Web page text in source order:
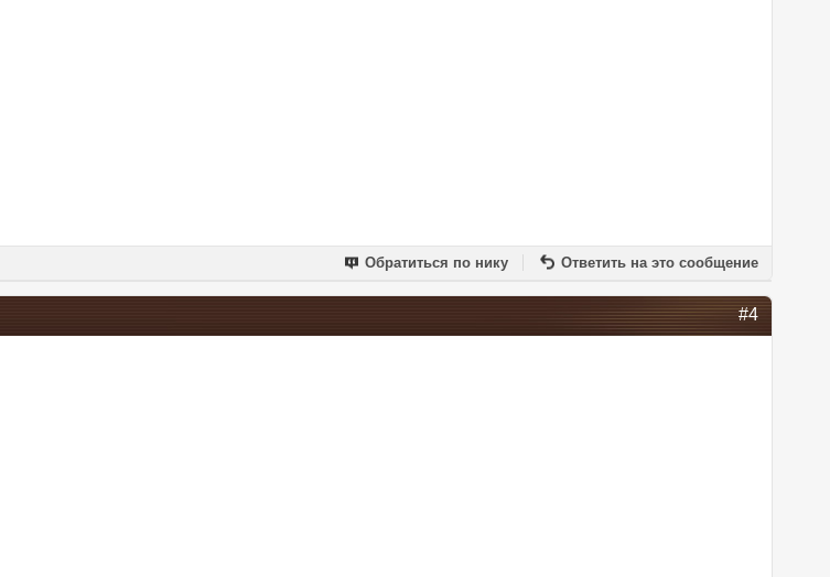
Обратиться по нику Ответить на это сообщение
#4